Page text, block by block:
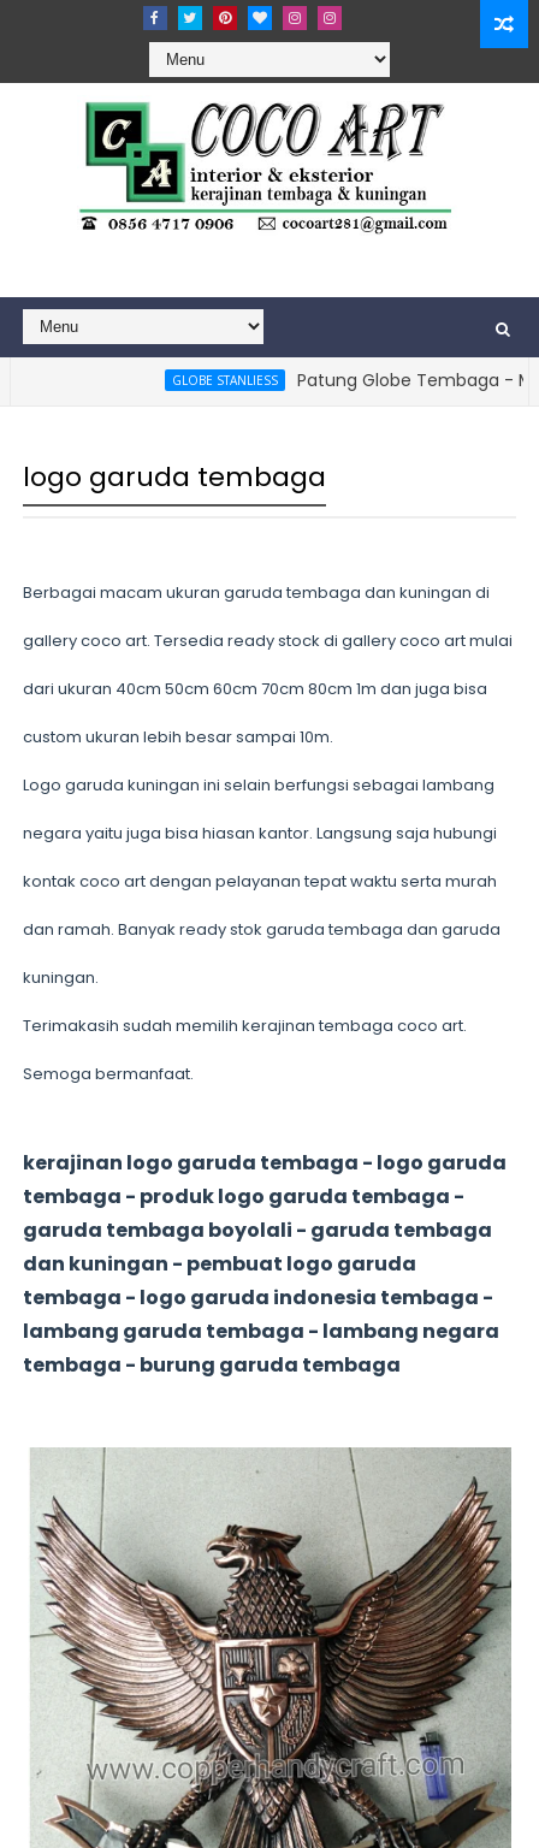
Patung Globe Tembaga - Monumen
logo garuda tembaga
Berbagai macam ukuran garuda tembaga dan kuningan di
gallery coco art. Tersedia ready stock di gallery coco art mulai
dari ukuran 40cm 50cm 60cm 70cm 80cm 1m dan juga bisa
custom ukuran lebih besar sampai 10m.
Logo garuda kuningan ini selain berfungsi sebagai lambang
negara yaitu juga bisa hiasan kantor. Langsung saja hubungi
kontak coco art dengan pelayanan tepat waktu serta murah
dan ramah. Banyak ready stok garuda tembaga dan garuda
kuningan.
Terimakasih sudah memilih kerajinan tembaga coco art.
Semoga bermanfaat.
kerajinan logo garuda tembaga - logo garuda
tembaga - produk logo garuda tembaga -
garuda tembaga boyolali - garuda tembaga
dan kuningan - pembuat logo garuda
tembaga - logo garuda indonesia tembaga -
lambang garuda tembaga - lambang negara
tembaga - burung garuda tembaga